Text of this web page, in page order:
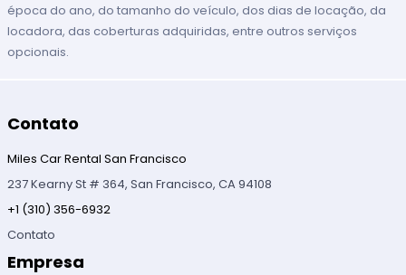
época do ano, do tamanho do veículo, dos dias de locação, da
locadora, das coberturas adquiridas, entre outros serviços
opcionais.
Contato
Miles Car Rental San Francisco
237 Kearny St # 364, San Francisco, CA 94108
+1 (310) 356-6932
Contato
Empresa